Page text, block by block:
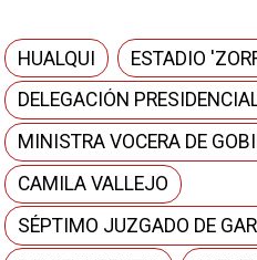
HUALQUI
ESTADIO
DELEGACIÓN
MINISTRA VOCERA DE
CAMILA VALLEJO
SÉPTIMO JUZGADO DE